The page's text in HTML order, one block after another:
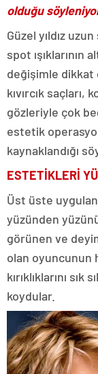
olduğu
Güzel yıldız
spot ışıklarının
değişimle dikkat
kıvırcık
gözleriyle çok
estetik
kaynaklandığı
ESTETİKLERİ
Üst üste
yüzünden
görünen ve
olan oyuncunun
kırıklıklarını
koydular.